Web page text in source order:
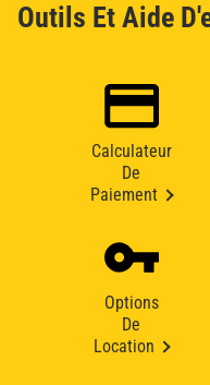
Outils Et Aide
Calculateur
De
Paiement
Options
De
Location